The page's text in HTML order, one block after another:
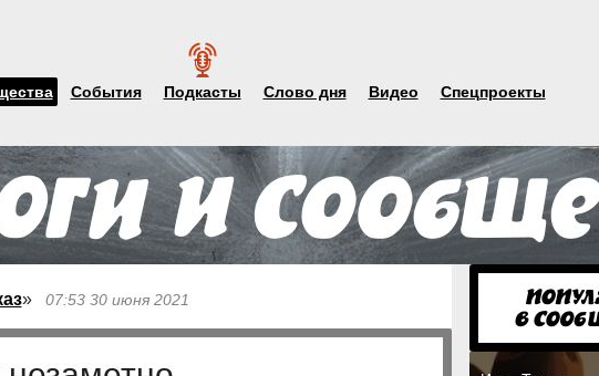
События Подкасты Слово дня Видео Спецпроекты
» 07:53 30 июня 2021